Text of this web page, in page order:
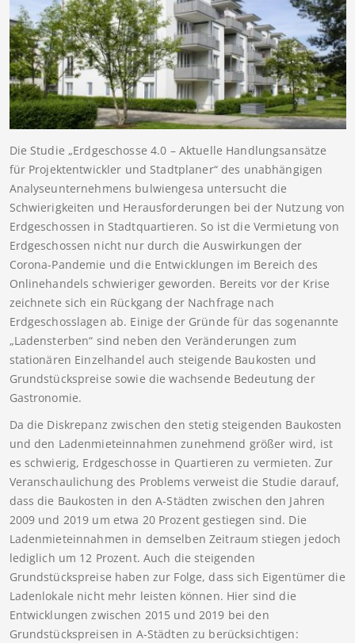
Die Studie „Erdgeschosse 4.0 – Aktuelle Handlungsansätze
für Projektentwickler und Stadtplaner“ des unabhängigen
Analyseunternehmens bulwiengesa untersucht die
Schwierigkeiten und Herausforderungen bei der Nutzung von
Erdgeschossen in Stadtquartieren. So ist die Vermietung von
Erdgeschossen nicht nur durch die Auswirkungen der
Corona-Pandemie und die Entwicklungen im Bereich des
Onlinehandels schwieriger geworden. Bereits vor der Krise
zeichnete sich ein Rückgang der Nachfrage nach
Erdgeschosslagen ab. Einige der Gründe für das sogenannte
„Ladensterben“ sind neben den Veränderungen zum
stationären Einzelhandel auch steigende Baukosten und
Grundstückspreise sowie die wachsende Bedeutung der
Gastronomie.
Da die Diskrepanz zwischen den stetig steigenden Baukosten
und den Ladenmieteinnahmen zunehmend größer wird, ist
es schwierig, Erdgeschosse in Quartieren zu vermieten. Zur
Veranschaulichung des Problems verweist die Studie darauf,
dass die Baukosten in den A-Städten zwischen den Jahren
2009 und 2019 um etwa 20 Prozent gestiegen sind. Die
Ladenmieteinnahmen in demselben Zeitraum stiegen jedoch
lediglich um 12 Prozent. Auch die steigenden
Grundstückspreise haben zur Folge, dass sich Eigentümer die
Ladenlokale nicht mehr leisten können. Hier sind die
Entwicklungen zwischen 2015 und 2019 bei den
Grundstückspreisen in A-Städten zu berücksichtigen: